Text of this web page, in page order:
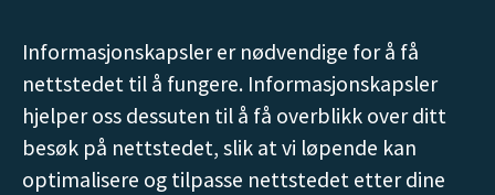
Informasjonskapsler er nødvendige for å få
nettstedet til å fungere. Informasjonskapsler
hjelper oss dessuten til å få overblikk over ditt
besøk på nettstedet, slik at vi løpende kan
optimalisere og tilpasse nettstedet etter dine